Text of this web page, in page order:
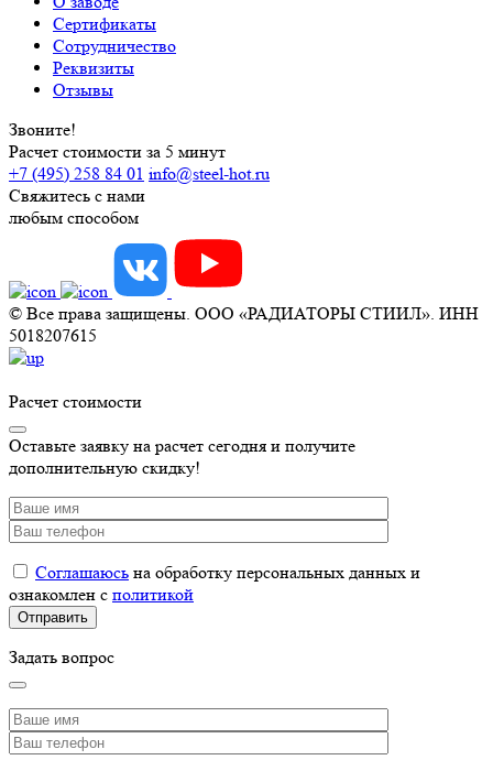
Сертификаты
Сотрудничество
Реквизиты
Отзывы
Звоните!
Расчет стоимости за 5 минут
+7 (495) 258 84 01 info@steel-hot.ru
Свяжитесь с нами
любым способом
© Все права защищены. ООО «РАДИАТОРЫ СТИИЛ». ИНН
5018207615
Расчет стоимости
Оставьте заявку на расчет сегодня и получите
дополнительную скидку!
Соглашаюсь на обработку персональных данных и
ознакомлен с политикой
Задать вопрос